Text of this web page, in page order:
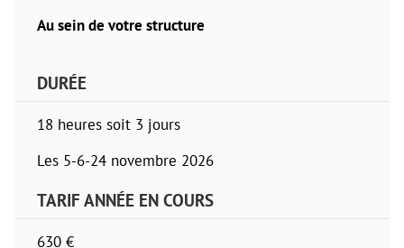
Au sein de votre structure
DURÉE
18 heures soit 3 jours
Les 5-6-24 novembre 2026
TARIF ANNÉE EN COURS
630 €